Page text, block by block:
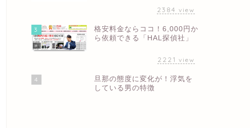
2384 view
3
格安料金ならココ！6,000円か
ら依頼できる「HAL探偵社」
2221 view
4
旦那の態度に変化が！浮気を
している男の特徴